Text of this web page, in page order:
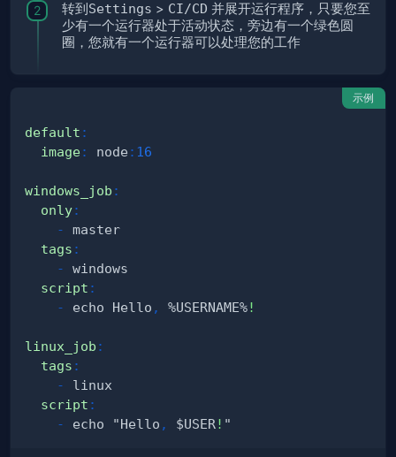
转到 Settings > CI/CD 并展开运行程序，只要您至
少有一个运行器处于活动状态，旁边有一个绿色圆
圈，您就有一个运行器可以处理您的工作
示例
default :
image: node : 16
windows_job :
only:
-
tags :
-
script :
-
echo Hello , %USERNAME%!
linux_job :
tags :
-
script :
-
echo "Hello , $USER!